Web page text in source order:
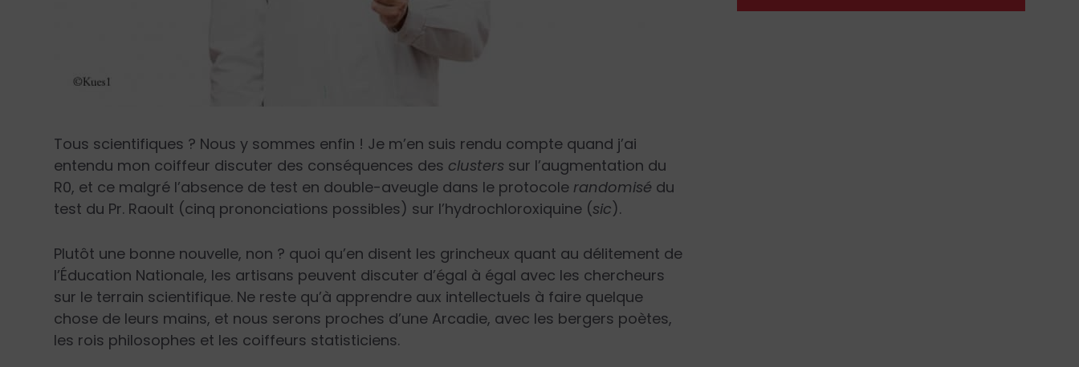
Tous scientifiques ? Nous y sommes enfin ! Je m’en suis rendu compte quand j’ai
entendu mon coiffeur discuter des conséquences des clusters sur l’augmentation du
R0, et ce malgré l’absence de test en double-aveugle dans le protocole randomisé du
test du Pr. Raoult (cinq prononciations possibles) sur l’hydrochloroxiquine (sic).
Plutôt une bonne nouvelle, non ? quoi qu’en disent les grincheux quant au délitement de
l’Éducation Nationale, les artisans peuvent discuter d’égal à égal avec les chercheurs
sur le terrain scientifique. Ne reste qu’à apprendre aux intellectuels à faire quelque
chose de leurs mains, et nous serons proches d’une Arcadie, avec les bergers poètes,
les rois philosophes et les coiffeurs statisticiens.